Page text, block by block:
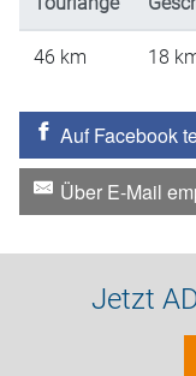
46 km 18
Auf Facebook
Über E-Mail
Jetzt